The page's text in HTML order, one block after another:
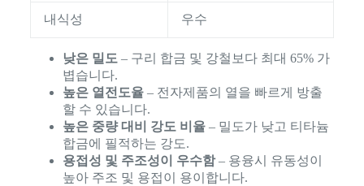
내식성 우수
낮은 밀도 – 구리 합금 및 강철보다 최대 65% 가
볍습니다.
높은 열전도율– 전자제품의 열을 빠르게 방출
할 수 있습니다.
높은 중량 대비 강도 비율– 밀도가 낮고 티타늄
합금에 필적하는 강도.
용접성 및 주조성이 우수함– 용융시 유동성이
높아 주조 및 용접이 용이합니다.